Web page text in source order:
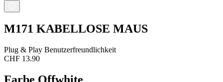
M171 KABELLOSE MAUS
Plug & Play Benutzerfreundlichkeit
CHF 13.90
Farbe Offwhite